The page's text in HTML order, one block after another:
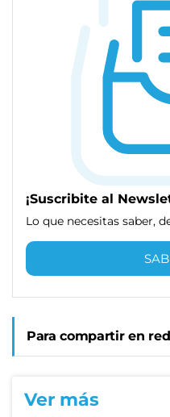
¡Suscribite al
Lo que necesitas saber,
Para compartir en
Ver más